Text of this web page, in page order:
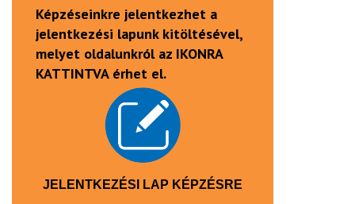
Képzéseinkre jelentkezhet a
jelentkezési lapunk kitöltésével,
melyet oldalunkról az IKONRA
KATTINTVA érhet el.
JELENTKEZÉSI LAP KÉPZÉSRE